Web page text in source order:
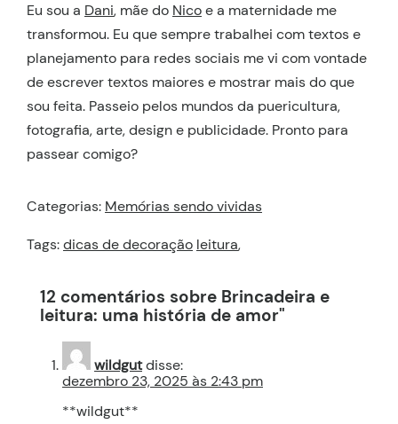
Eu sou a Dani, mãe do Nicoe a maternidade me
transformou. Eu que sempre trabalhei com textos e
planejamento para redes sociais me vi com vontade
de escrever textos maiores e mostrar mais do que
sou feita. Passeio pelos mundos da puericultura,
fotografia, arte, design e publicidade. Pronto para
passear comigo?
Categorias: Memórias sendo vividas
Tags:dicas de decoração leitura,
12 comentários sobre Brincadeira e
leitura: uma história de amor"
wildgutdisse:
dezembro 23, 2025 às 2:43 pm
**wildgut**